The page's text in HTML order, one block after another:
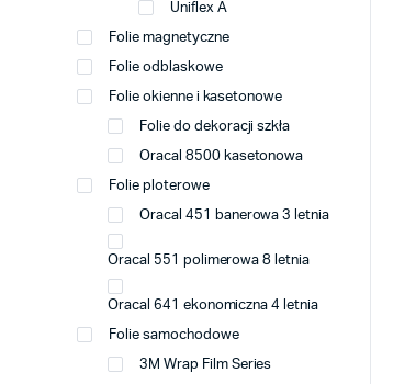
Uniflex A
Folie magnetyczne
Folie odblaskowe
Folie okienne i kasetonowe
Folie do dekoracji szkła
Oracal 8500 kasetonowa
Folie ploterowe
Oracal 451 banerowa 3 letnia
Oracal 551 polimerowa 8 letnia
Oracal 641 ekonomiczna 4 letnia
Folie samochodowe
3M Wrap Film Series